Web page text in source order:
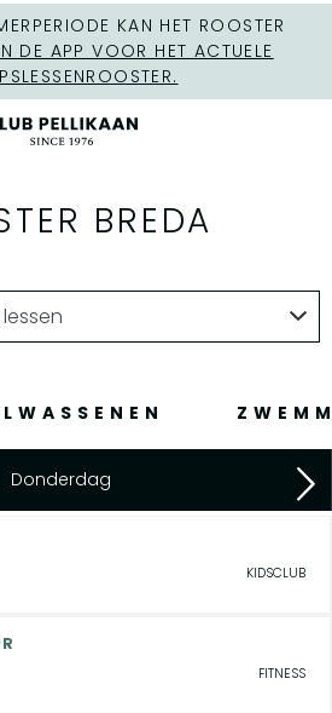
KAN HET ROOSTER
DE APP VOOR HET ACTUELE
BREDA
Donderdag
KIDSCLUB
FITNESS